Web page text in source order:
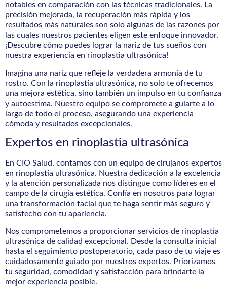
notables en comparación con las técnicas tradicionales. La
precisión mejorada, la recuperación más rápida y los
resultados más naturales son solo algunas de las razones por
las cuales nuestros pacientes eligen este enfoque innovador.
¡Descubre cómo puedes lograr la nariz de tus sueños con
nuestra experiencia en rinoplastia ultrasónica!
Imagina una nariz que refleje la verdadera armonía de tu
rostro. Con la rinoplastia ultrasónica, no solo te ofrecemos
una mejora estética, sino también un impulso en tu confianza
y autoestima. Nuestro equipo se compromete a guiarte a lo
largo de todo el proceso, asegurando una experiencia
cómoda y resultados excepcionales.
Expertos en rinoplastia ultrasónica
En CIO Salud, contamos con un equipo de cirujanos expertos
en rinoplastia ultrasónica. Nuestra dedicación a la excelencia
y la atención personalizada nos distingue como líderes en el
campo de la cirugía estética. Confía en nosotros para lograr
una transformación facial que te haga sentir más seguro y
satisfecho con tu apariencia.
Nos comprometemos a proporcionar servicios de rinoplastia
ultrasónica de calidad excepcional. Desde la consulta inicial
hasta el seguimiento postoperatorio, cada paso de tu viaje es
cuidadosamente guiado por nuestros expertos. Priorizamos
tu seguridad, comodidad y satisfacción para brindarte la
mejor experiencia posible.